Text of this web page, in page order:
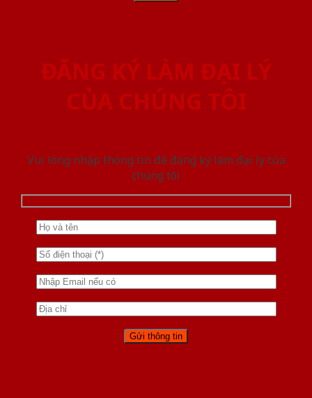
ĐĂNG KÝ LÀM ĐẠI LÝ
CỦA CHÚNG TÔI
Vui lòng nhập thông tin để đăng ký làm đại lý của
chúng tôi